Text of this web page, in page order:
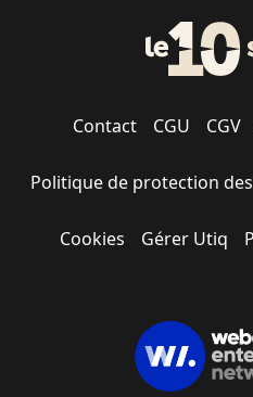
Contact CGU CGV
Politique de protection
Cookies Gérer Utiq